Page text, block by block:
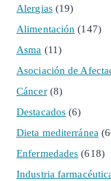
Alergias(19)
Alimentación (147)
Asma (11)
Asociación de
Cáncer(8)
Destacados (6)
Dieta mediterránea
Enfermedades (618)
Industria